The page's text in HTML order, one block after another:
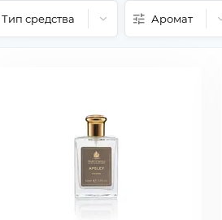
Тип средства Аромат